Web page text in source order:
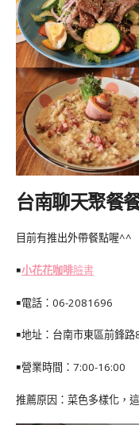
台南聊天聚餐
目前有推出外帶餐點喔^^
￭小花花咖啡臉書
￭電話：06-2081696
￭地址：台南市東區前鋒路
￭營業時間：7:00-16:00
推薦原因：菜色多樣化，